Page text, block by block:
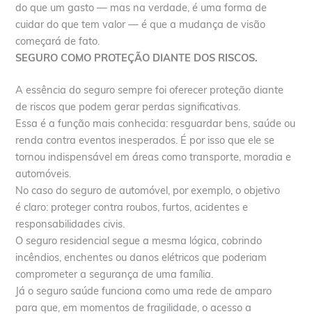
do que um gasto — mas na verdade, é uma forma de
cuidar do que tem valor — é que a mudança de visão
começará de fato.
SEGURO COMO PROTEÇÃO DIANTE DOS RISCOS.
A essência do seguro sempre foi oferecer proteção diante
de riscos que podem gerar perdas significativas.
Essa é a função mais conhecida: resguardar bens, saúde ou
renda contra eventos inesperados. É por isso que ele se
tornou indispensável em áreas como transporte, moradia e
automóveis.
No caso do seguro de automóvel, por exemplo, o objetivo
é claro: proteger contra roubos, furtos, acidentes e
responsabilidades civis.
O seguro residencial segue a mesma lógica, cobrindo
incêndios, enchentes ou danos elétricos que poderiam
comprometer a segurança de uma família.
Já o seguro saúde funciona como uma rede de amparo
para que, em momentos de fragilidade, o acesso a